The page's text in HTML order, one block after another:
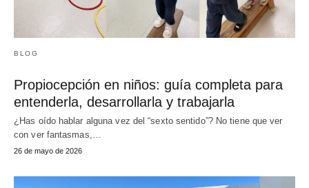
BLOG
Propiocepción en niños: guía completa para
entenderla, desarrollarla y trabajarla
¿Has oído hablar alguna vez del “sexto sentido”? No tiene que ver
con ver fantasmas,…
26 de mayo de 2026